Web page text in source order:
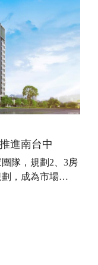
進南台中
隊，規劃2、3房
，成為市場…